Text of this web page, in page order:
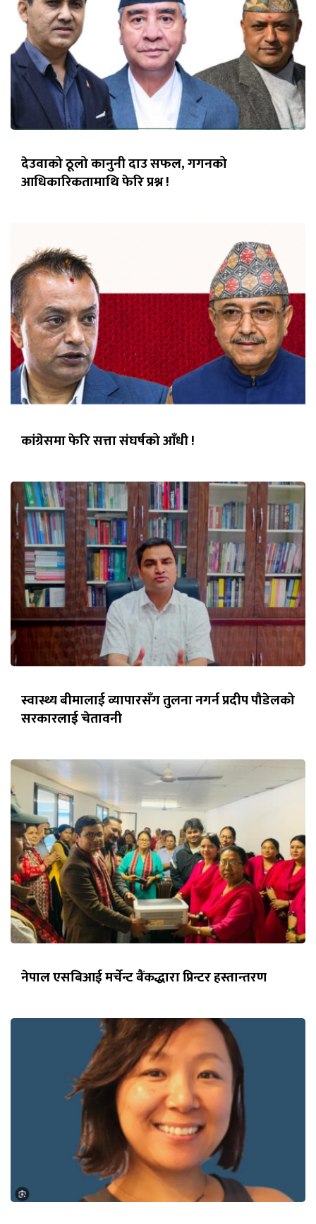
देउवाको ठूलो कानुनी दाउ सफल, गगनको
आधिकारिकतामाथि फेरि प्रश्न !
कांग्रेसमा फेरि सत्ता संघर्षको आँधी !
स्वास्थ्य बीमालाई व्यापारसँग तुलना नगर्न प्रदीप पौडेलको
सरकारलाई चेतावनी
नेपाल एसबिआई मर्चेन्ट बैंकद्धारा प्रिन्टर हस्तान्तरण